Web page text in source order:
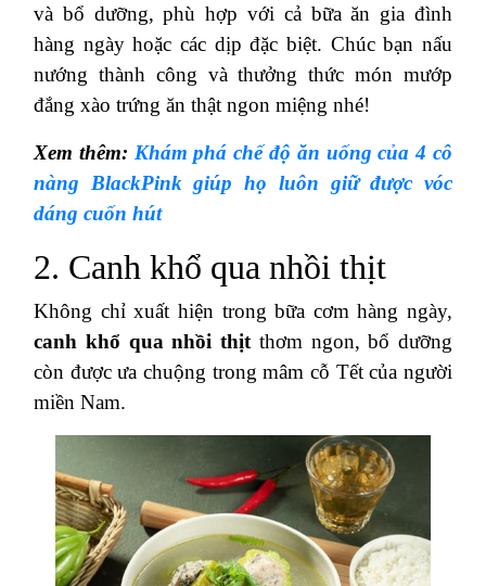
và bổ dưỡng, phù hợp với cả bữa ăn gia đình
hàng ngày hoặc các dịp đặc biệt. Chúc bạn nấu
nướng thành công và thưởng thức món mướp
đắng xào trứng ăn thật ngon miệng nhé!
Xem thêm: Khám phá chế độ ăn uống của 4 cô
nàng BlackPink giúp họ luôn giữ được vóc
dáng cuốn hút
2. Canh khổ qua nhồi thịt
Không chỉ xuất hiện trong bữa cơm hàng ngày,
canh khổ qua nhồi thịt thơm ngon, bổ dưỡng
còn được ưa chuộng trong mâm cỗ Tết của người
miền Nam.